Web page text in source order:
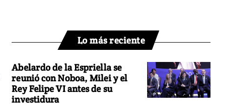
Lo más reciente
Abelardo de la Espriella se
reunió con Noboa, Milei y el
Rey Felipe VI antes de su
investidura